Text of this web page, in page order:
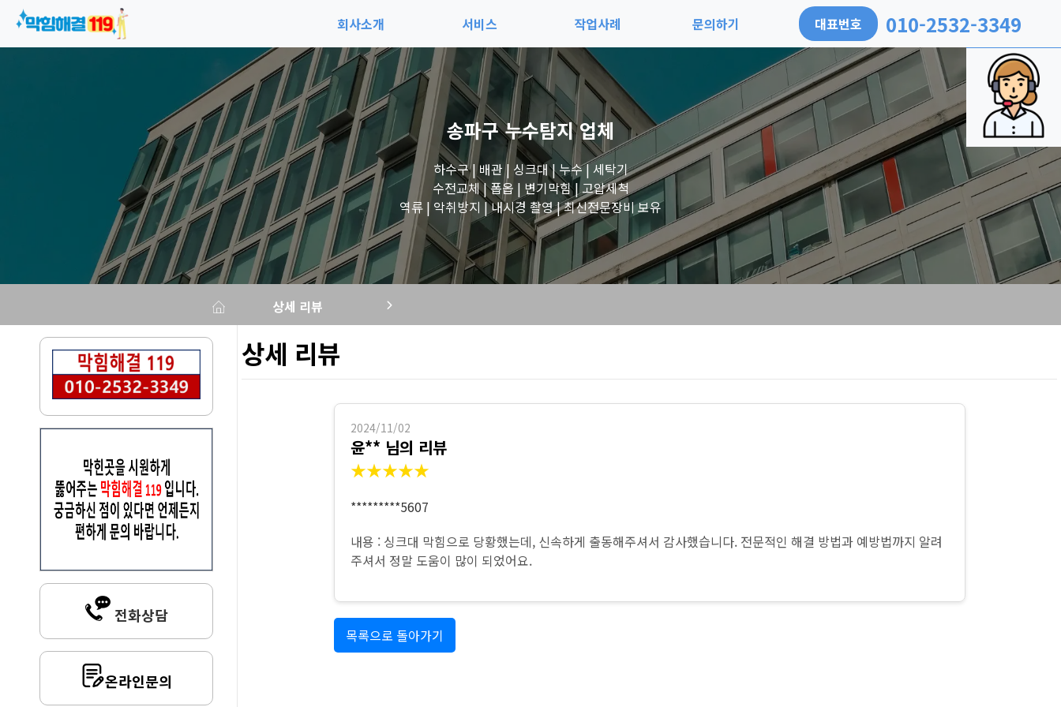
회사소개
회사소개
공지사항
오시는길
서비스
서비스
블로그
작업사례
전체보기
세면대 작업
변기 작업
욕조 작업
원룸 수전 작업
문의하기
고객리뷰
대표번호 010-2532-3349
송파구 누수탐지업체
하수구 | 배관 | 싱크대 | 누수 | 세탁기
수전교체 | 폽옵 | 변기막힘 | 고압세척
역류 | 악취방지 | 내시경 촬영 | 최신전문장비 보유
상세 리뷰
전화상담
온라인문의
상세 리뷰
2024/11/02
윤** 님의 리뷰
★★★★★
*********5607
내용 : 싱크대 막힘으로 당황했는데, 신속하게 출동해주셔서 감사했습니다. 전문적인 해결 방법과 예방법까지 알려
주셔서 정말 도움이 많이 되었어요.
목록으로 돌아가기